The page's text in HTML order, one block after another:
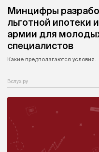
Минцифры
льготной ипотеки
армии для
специалистов
Какие предполагаются условия.
Вслух.ру